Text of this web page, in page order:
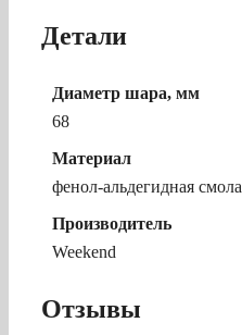
Детали
Диаметр шара, мм
68
Материал
фенол-альдегидная смола
Производитель
Weekend
Отзывы